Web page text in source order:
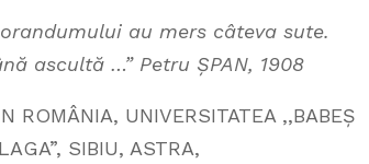
au mers câteva sute.
ascultă …” Petru ȘPAN, 1908
ROMÂNIA, UNIVERSITATEA ,,BABEȘ
SIBIU, ASTRA,